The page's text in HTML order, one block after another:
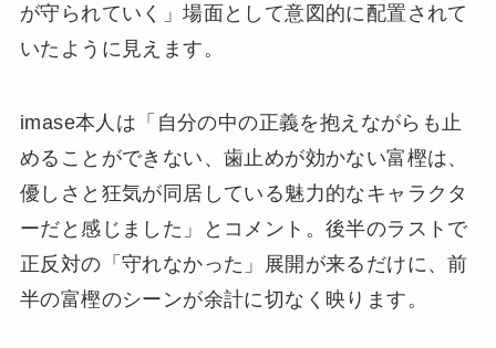
が守られていく」場面として意図的に配置されて
いたように見えます。
imase本人は「自分の中の正義を抱えながらも止
めることができない、歯止めが効かない富樫は、
優しさと狂気が同居している魅力的なキャラクタ
ーだと感じました」とコメント。後半のラストで
正反対の「守れなかった」展開が来るだけに、前
半の富樫のシーンが余計に切なく映ります。